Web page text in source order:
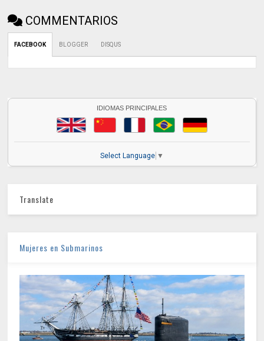
COMMENTARIOS
FACEBOOK BLOGGER DISQUS
IDIOMAS PRINCIPALES
Select Language ▼
Translate
Mujeres en Submarinos